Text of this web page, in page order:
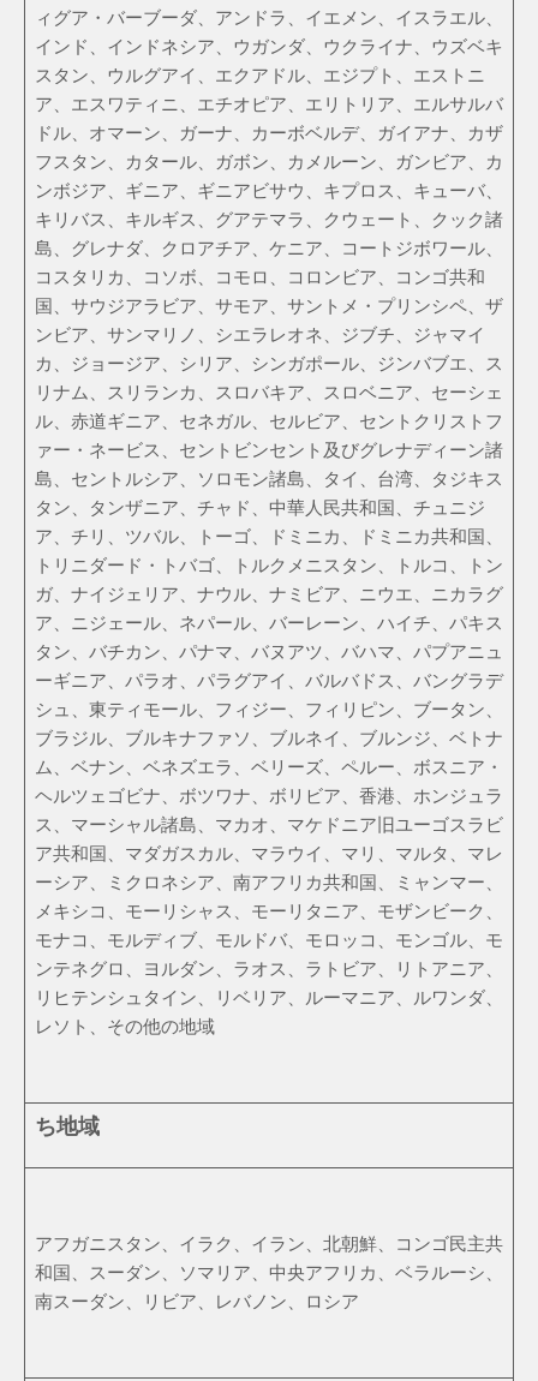
ィグア・バーブーダ、アンドラ、イエメン、イスラエル、
インド、インドネシア、ウガンダ、ウクライナ、ウズベキ
スタン、ウルグアイ、エクアドル、エジプト、エストニ
ア、エスワティニ、エチオピア、エリトリア、エルサルバ
ドル、オマーン、ガーナ、カーボベルデ、ガイアナ、カザ
フスタン、カタール、ガボン、カメルーン、ガンビア、カ
ンボジア、ギニア、ギニアビサウ、キプロス、キューバ、
キリバス、キルギス、グアテマラ、クウェート、クック諸
島、グレナダ、クロアチア、ケニア、コートジボワール、
コスタリカ、コソボ、コモロ、コロンビア、コンゴ共和
国、サウジアラビア、サモア、サントメ・プリンシペ、ザ
ンビア、サンマリノ、シエラレオネ、ジブチ、ジャマイ
カ、ジョージア、シリア、シンガポール、ジンバブエ、ス
リナム、スリランカ、スロバキア、スロベニア、セーシェ
ル、赤道ギニア、セネガル、セルビア、セントクリストフ
ァー・ネービス、セントビンセント及びグレナディーン諸
島、セントルシア、ソロモン諸島、タイ、台湾、タジキス
タン、タンザニア、チャド、中華人民共和国、チュニジ
ア、チリ、ツバル、トーゴ、ドミニカ、ドミニカ共和国、
トリニダード・トバゴ、トルクメニスタン、トルコ、トン
ガ、ナイジェリア、ナウル、ナミビア、ニウエ、ニカラグ
ア、ニジェール、ネパール、バーレーン、ハイチ、パキス
タン、バチカン、パナマ、バヌアツ、バハマ、パプアニュ
ーギニア、パラオ、パラグアイ、バルバドス、バングラデ
シュ、東ティモール、フィジー、フィリピン、ブータン、
ブラジル、ブルキナファソ、ブルネイ、ブルンジ、ベトナ
ム、ベナン、ベネズエラ、ベリーズ、ペルー、ボスニア・
ヘルツェゴビナ、ボツワナ、ボリビア、香港、ホンジュラ
ス、マーシャル諸島、マカオ、マケドニア旧ユーゴスラビ
ア共和国、マダガスカル、マラウイ、マリ、マルタ、マレ
ーシア、ミクロネシア、南アフリカ共和国、ミャンマー、
メキシコ、モーリシャス、モーリタニア、モザンビーク、
モナコ、モルディブ、モルドバ、モロッコ、モンゴル、モ
ンテネグロ、ヨルダン、ラオス、ラトビア、リトアニア、
リヒテンシュタイン、リベリア、ルーマニア、ルワンダ、
レソト、その他の地域
ち地域
アフガニスタン、イラク、イラン、北朝鮮、コンゴ民主共
和国、スーダン、ソマリア、中央アフリカ、ベラルーシ、
南スーダン、リビア、レバノン、ロシア